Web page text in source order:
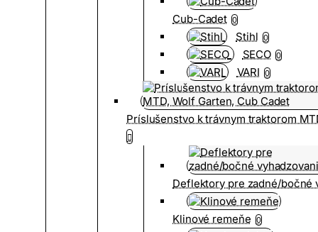
Cub-Cadet 0
Stihl 0
SECO 0
VARI 0
Príslušenstvo k trávnym traktorom
Deflektory pre zadné/bočné
Klinové remeňe 0